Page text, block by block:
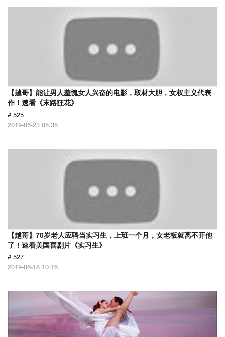
【越哥】能让男人羞愧女人兴奋的电影，取材大胆，女权主义代表
作！速看《末路狂花》
# 525
2019-06-23 05:35
【越哥】70岁老人应聘当实习生，上班一个月，女老板就离不开他
了！速看美国喜剧片《实习生》
# 527
2019-06-18 10:16